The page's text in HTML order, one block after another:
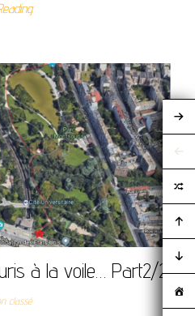
à la voile… Part2/2
classé